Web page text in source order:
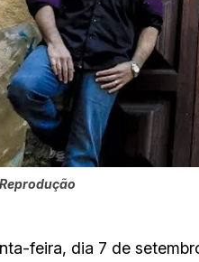
feira, dia 7 de